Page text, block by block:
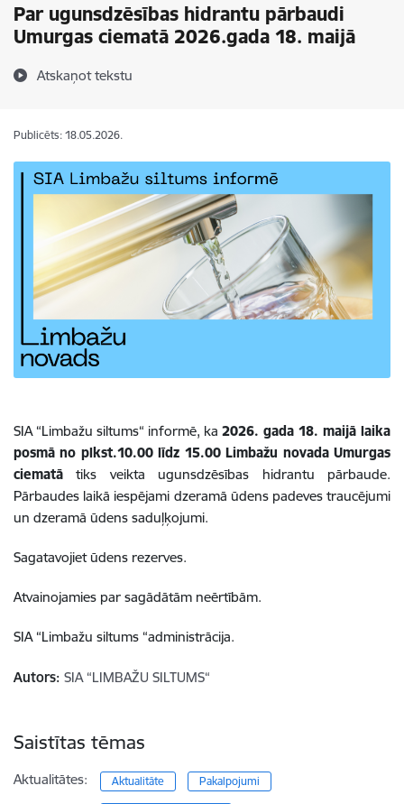
Par ugunsdzēsības hidrantu pārbaudi
Umurgas ciematā 2026.gada 18. maijā
Atskaņot tekstu
Publicēts: 18.05.2026.
SIA “Limbažu siltums“ informē, ka 2026. gada 18. maijā laika
posmā no plkst.10.00 līdz 15.00 Limbažu novada Umurgas
ciematā tiks veikta ugunsdzēsības hidrantu pārbaude.
Pārbaudes laikā iespējami dzeramā ūdens padeves traucējumi
un dzeramā ūdens saduļķojumi.
Sagatavojiet ūdens rezerves.
Atvainojamies par sagādātām neērtībām.
SIA “Limbažu siltums “administrācija.
Autors: SIA “LIMBAŽU SILTUMS“
Saistītas tēmas
Aktualitātes: Aktualitāte Pakalpojumi